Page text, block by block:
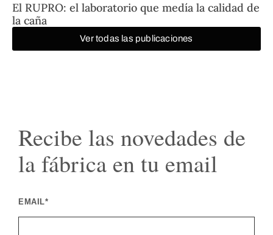
El RUPRO: el laboratorio que medía la calidad de
la caña
Ver todas las publicaciones
Recibe las novedades de
la fábrica en tu email
EMAIL*